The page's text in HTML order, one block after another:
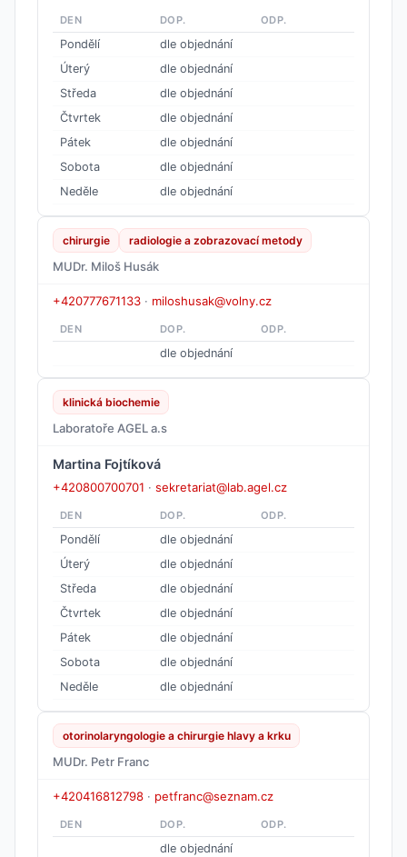
DEN DOP. ODP.
Pondělí
dle objednání
Úterý
dle objednání
Středa
dle objednání
Čtvrtek
dle objednání
Pátek
dle objednání
Sobota
dle objednání
Neděle
dle objednání
chirurgie radiologie a zobrazovací metody
MUDr. Miloš Husák
+420777671133 · miloshusak@volny.cz
DEN DOP. ODP.
dle objednání
klinická biochemie
Laboratoře AGEL a.s
Martina Fojtíková
+420800700701 · sekretariat@lab.agel.cz
DEN DOP. ODP.
Pondělí
dle objednání
Úterý
dle objednání
Středa
dle objednání
Čtvrtek
dle objednání
Pátek
dle objednání
Sobota
dle objednání
Neděle
dle objednání
otorinolaryngologie a chirurgie hlavy a krku
MUDr. Petr Franc
+420416812798 · petfranc@seznam.cz
DEN DOP. ODP.
dle objednání